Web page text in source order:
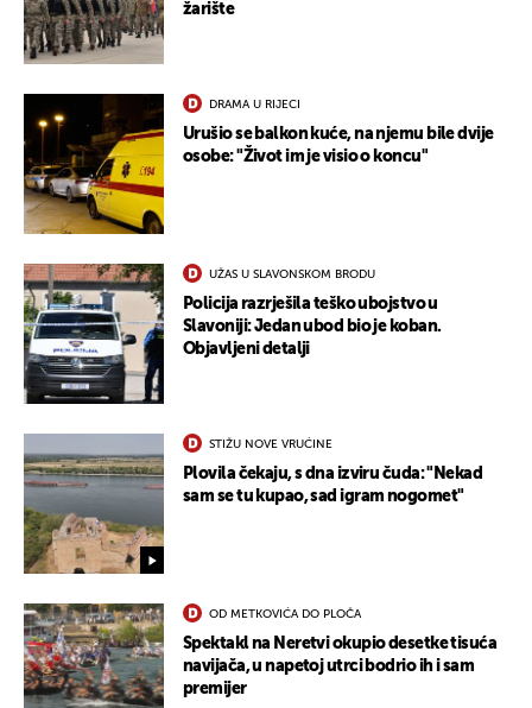
žarište
DRAMA U RIJECI
Urušio se balkon kuće, na njemu bile dvije
osobe: "Život im je visio o koncu"
UŽAS U SLAVONSKOM BRODU
Policija razrješila teško ubojstvo u
Slavoniji: Jedan ubod bio je koban.
Objavljeni detalji
STIŽU NOVE VRUĆINE
Plovila čekaju, s dna izviru čuda: "Nekad
sam se tu kupao, sad igram nogomet"
OD METKOVIĆA DO PLOČA
Spektakl na Neretvi okupio desetke tisuća
navijača, u napetoj utrci bodrio ih i sam
premijer